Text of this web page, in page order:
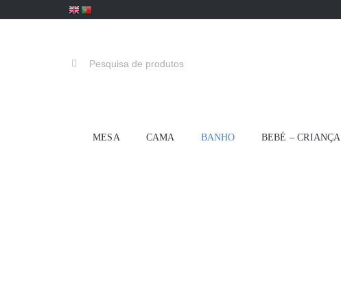
Pesquisar
MESA CAMA BANHO BEBÉ – CRIANÇA